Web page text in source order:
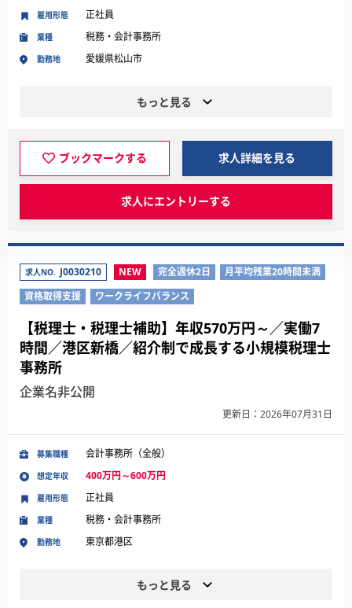
業種 税務・会計事務所
勤務地 愛媛県松山市
雇用形態 正社員
もっと見る
ブックマークする 求人詳細を見る
求人にエントリーする
求人NO. J0030210 NEW 完全週休2日
月平均残業20時間未満
資格取得支援
ワークライフバランス
【税理士・税理士補助】年収570万円～／実働7
時間／港区新橋／紹介制で成長する小規模税理士
事務所
企業名非公開
更新日：2026年07月31日
募集職種 会計事務所（全般）
想定年収 400万円～600万円
業種 税務・会計事務所
勤務地 東京都港区
雇用形態 正社員
もっと見る